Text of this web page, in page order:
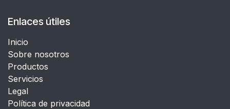
Enlaces útiles
Inicio
Sobre nosotros
Productos
Servicios
Legal
​Política de privacidad